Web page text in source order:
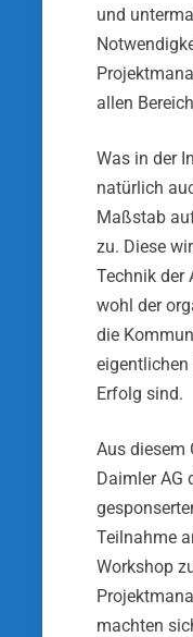
und
allen
Was in der
natürlich
Maßstab
zu. Diese
Technik der
wohl der
die
eigentlichen
Erfolg sind.
Aus diesem
Daimler AG
Teilnahme
Workshop
machten